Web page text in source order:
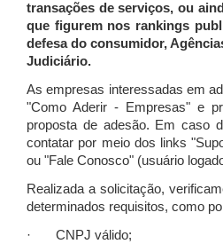
transações de serviços, ou
que figurem nos rankings
defesa do consumidor,
Judiciário.
As empresas interessadas em
"Como Aderir - Empresas" e
proposta de adesão. Em caso
contatar por meio dos links
ou "Fale Conosco" (usuário
Realizada a solicitação,
determinados requisitos, como
· CNPJ válido;